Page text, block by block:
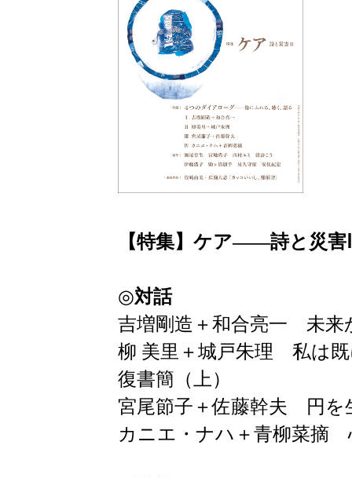
【特集】ケア――詩と災害
◎対話
吉増剛造＋和合亮一 未
柳 美里＋城戸朱理 私は
復書簡（上）
宮尾節子＋佐藤幹夫 円を
カニエ・ナハ＋青柳菜摘